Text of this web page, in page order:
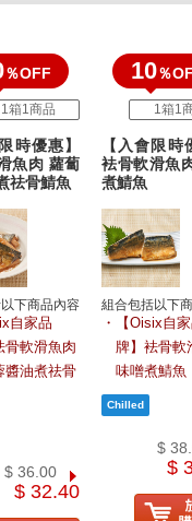
％OFF
1箱1商品
時優惠】
魚肉 蘿蔔
祛骨鯖魚
下商品內容
自家品
骨軟滑魚肉
醬油煮祛骨
$ 36.00
$ 32.40
10％
1箱1
【入會限時
袪骨軟滑魚
煮鯖魚
組合包括以下
【Oisix自
牌】袪骨軟
味噌煮鯖魚
$
$